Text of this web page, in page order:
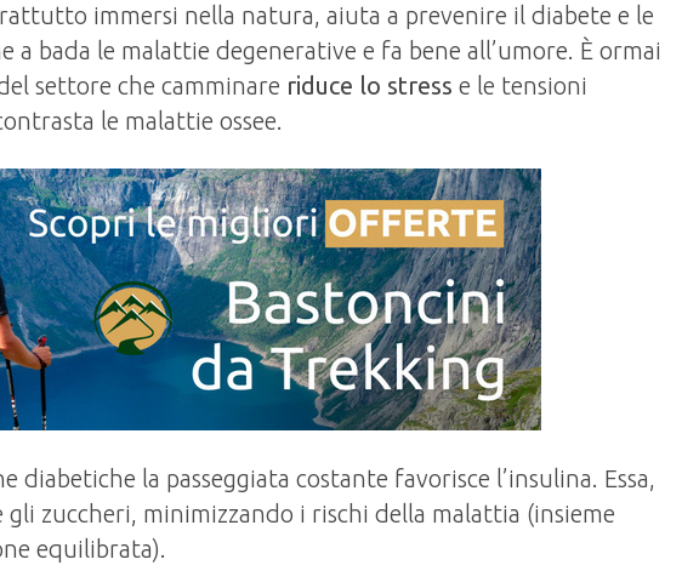
immersi nella natura, aiuta a prevenire il diabete e le
a bada le malattie degenerative e fa bene all’umore. È ormai
settore che camminare riduce lo stress e le tensioni
le malattie ossee.
diabetiche la passeggiata costante favorisce l’insulina. Essa,
zuccheri, minimizzando i rischi della malattia (insieme
equilibrata).